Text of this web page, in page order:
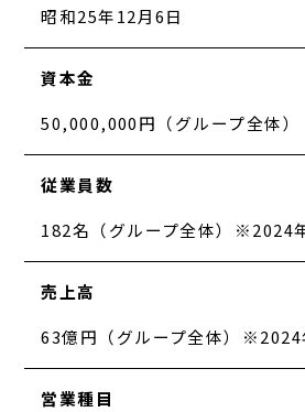
昭和25年12月6日
資本金
50,000,000円（グループ全体）
従業員数
182名（グループ全体）※2024
売上高
63億円（グループ全体）※2024
営業種目